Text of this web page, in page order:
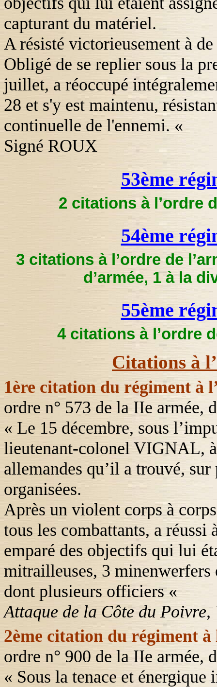
capturant du matériel.
A résisté victorieusement à
Obligé de se replier sous la
juillet, a réoccupé
28 et s'y est maintenu,
continuelle de l'ennemi. «
Signé ROUX
53ème
2 citations à l’ordre
54ème
3 citations à l’ordre de
d’armée, 1 à la
55ème
4 citations à l’ordre
Citations à
1ère citation du régiment à
ordre n° 573 de la IIearmée,
« Le 15 décembre, sous
lieutenant-colonel VIGNAL,
allemandes qu’il a trouvé,
organisées.
Après un violent corps à
tous les combattants, a réussi
emparé des objectifs qui lui
mitrailleuses, 3
dont plusieurs officiers «
Attaque de la Côtedu Poivre,
2ème citation du régiment à
ordre n° 900 de la IIe armée,
« Sous la tenace et